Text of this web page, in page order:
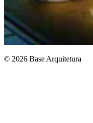
© 2026 Base Arquitetura